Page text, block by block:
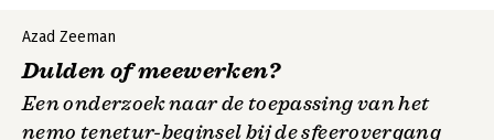
Azad Zeeman
Dulden of meewerken?
Een onderzoek naar de toepassing van het
nemo tenetur-beginsel bij de sfeerovergang